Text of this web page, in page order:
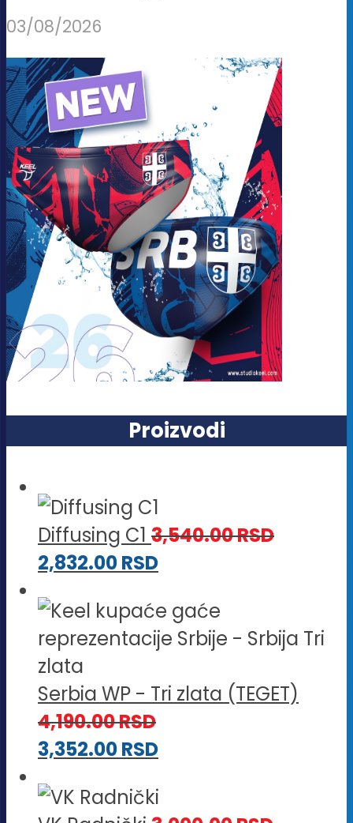
03/08/2026
Proizvodi
Diffusing C1 3,540.00RSD
2,832.00RSD
Serbia WP - Tri zlata (TEGET)
4,190.00RSD
3,352.00RSD